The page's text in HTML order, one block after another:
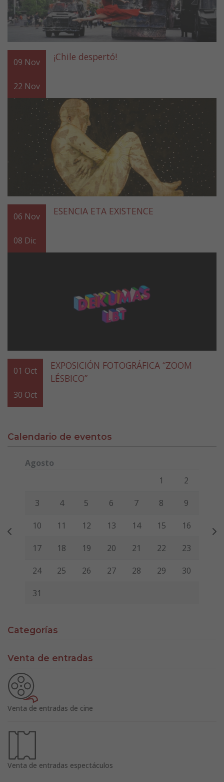
09 Nov
22 Nov
¡Chile despertó!
06 Nov
08 Dic
ESENCIA ETA EXISTENCE
01 Oct
30 Oct
EXPOSICIÓN FOTOGRÁFICA “ZOOM
LÉSBICO”
Calendario de eventos
Agosto
Viernes Sábado
1 2
3 4 5 6 7 8 9
10 11 12 13 14 15 16
17 18 19 20 21 22 23
24 25 26 27 28 29 30
31
Categorías
Venta de entradas
Venta de entradas de cine
Venta de entradas espectáculos